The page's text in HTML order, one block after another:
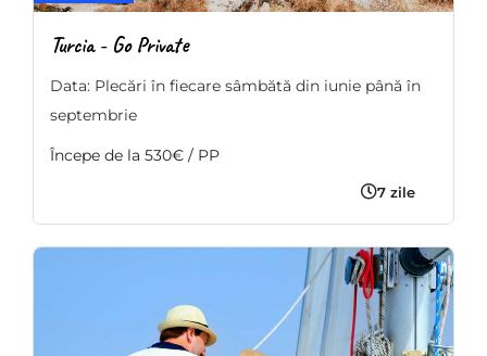
Turcia - Go Private
Data: Plecări în fiecare sâmbătă din iunie până în
septembrie
Începe de la 530€ / PP
7 zile